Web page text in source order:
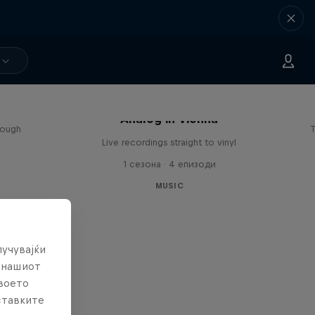
Analog in Vienna
Live recordings straight to vinyl
1 сезона · 4 епизоди
MUSIC
нашиот